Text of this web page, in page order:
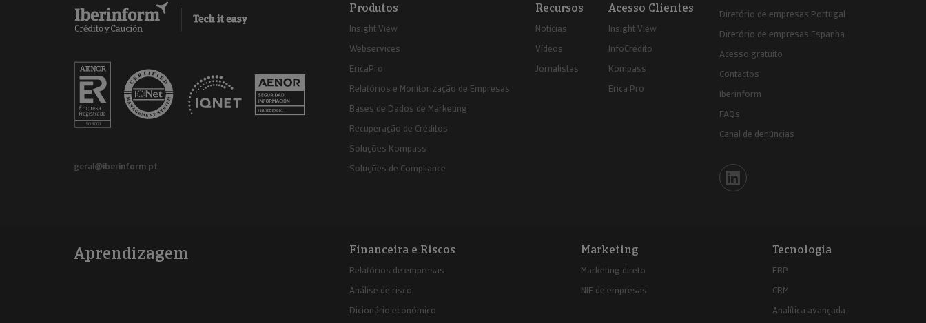
geral@iberinform.pt
Produtos
Insight View
Webservices
EricaPro
Relatórios e Monitorização de Empresas
Bases de Dados de Marketing
Recuperação de Créditos
Soluções Kompass
Soluções de Compliance
Recursos
Notícias
Vídeos
Jornalistas
Acesso Clientes
Insight View
InfoCrédito
Kompass
Erica Pro
Diretório de empresas Portugal
Diretório de empresas Espanha
Acesso gratuito
Contactos
Iberinform
FAQs
Canal de denúncias
Iberinform en Linkedin
Aprendizagem Financeira e Riscos
Relatórios de empresas
Análise de risco
Dicionário económico
Marketing
Marketing direto
NIF de empresas
Tecnologia
ERP
CRM
Analítica avançada